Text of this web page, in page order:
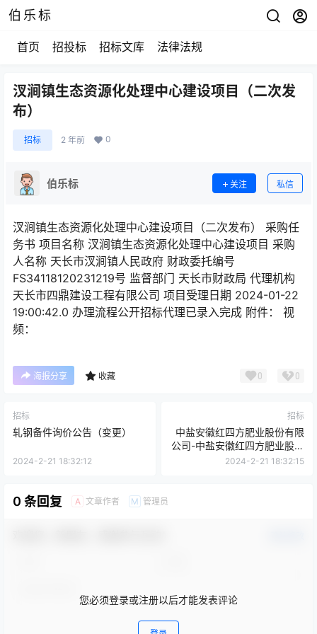
伯乐标
首页 招投标 招标文库 法律法规
汊涧镇生态资源化处理中心建设项目（二次发
布）
招标 2 年前 0
伯乐标 关注 私信
汊涧镇生态资源化处理中心建设项目（二次发布） 采购任
务书 项目名称 汊涧镇生态资源化处理中心建设项目 采购
人名称 天长市汊涧镇人民政府 财政委托编号
FS34118120231219号 监督部门 天长市财政局 代理机构
天长市四鼎建设工程有限公司 项目受理日期 2024-01-22
19:00:42.0 办理流程公开招标代理已录入完成 附件： 视
频：
海报分享 收藏 0 0
招标
轧钢备件询价公告（变更）
2024-2-21 18:32:12
招标
中盐安徽红四方肥业股份有限
公司-中盐安徽红四方肥业股份
有限公司，11%或12%过磷酸
2024-2-21 18:32:15
0 条回复 A 文章作者 M 管理员
您必须登录或注册以后才能发表评论